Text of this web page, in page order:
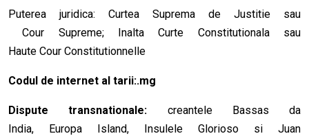
Puterea juridica: Curtea Suprema de Justitie sau
Cour Supreme; Inalta Curte Constitutionala sau
Haute Cour Constitutionnelle
Codul de internet al tarii:.mg
Dispute transnationale: creantele Bassas da
India, Europa Island, Insulele Glorioso si Juan